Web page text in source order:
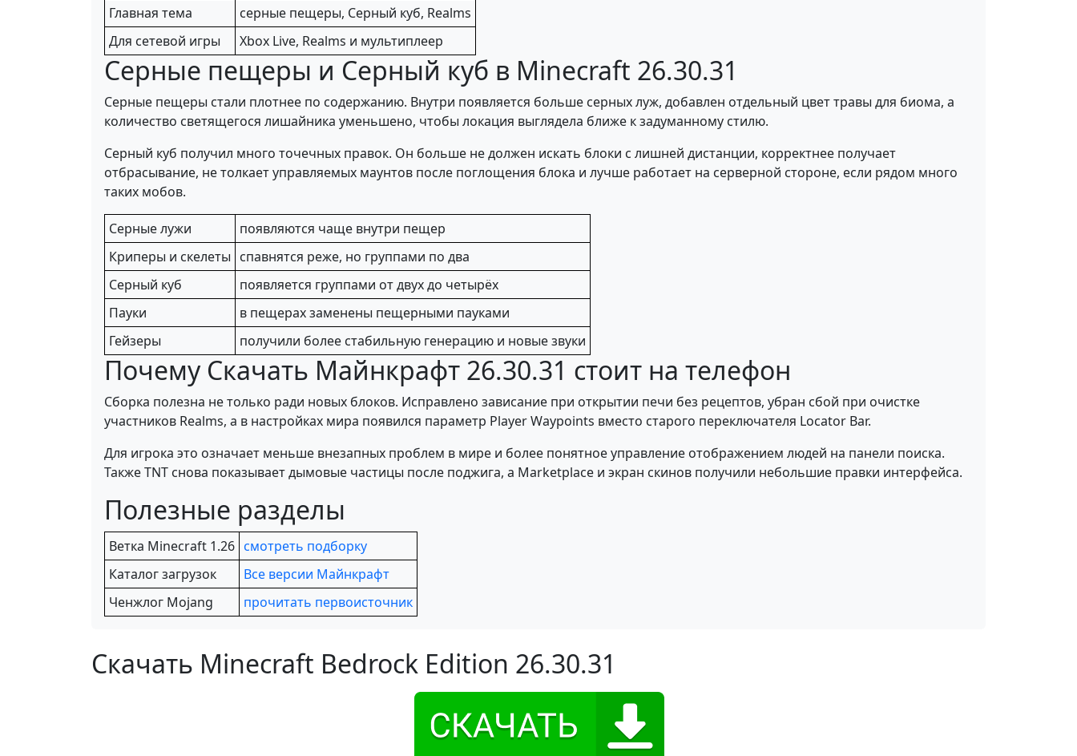
Главная тема
серные пещеры, Серный куб, Realms
Для сетевой игры
Xbox Live, Realms и мультиплеер
Серные пещеры и Серный куб в Minecraft 26.30.31
Серные пещеры стали плотнее по содержанию. Внутри появляется больше серных луж, добавлен отдельный цвет травы для биома, а
количество светящегося лишайника уменьшено, чтобы локация выглядела ближе к задуманному стилю.
Серный куб получил много точечных правок. Он больше не должен искать блоки с лишней дистанции, корректнее получает
отбрасывание, не толкает управляемых маунтов после поглощения блока и лучше работает на серверной стороне, если рядом много
таких мобов.
Серные лужи
появляются чаще внутри пещер
Криперы и скелеты спавнятся реже, но группами по два
Серный куб
появляется группами от двух до четырёх
Пауки
в пещерах заменены пещерными пауками
Гейзеры
получили более стабильную генерацию и новые звуки
Почему Скачать Майнкрафт 26.30.31 стоит на телефон
Сборка полезна не только ради новых блоков. Исправлено зависание при открытии печи без рецептов, убран сбой при очистке
участников Realms, а в настройках мира появился параметр Player Waypoints вместо старого переключателя Locator Bar.
Для игрока это означает меньше внезапных проблем в мире и более понятное управление отображением людей на панели поиска.
Также TNT снова показывает дымовые частицы после поджига, а Marketplace и экран скинов получили небольшие правки интерфейса.
Полезные разделы
Ветка Minecraft 1.26 смотреть подборку
Каталог загрузок
Все версии Майнкрафт
Ченжлог Mojang
прочитать первоисточник
Скачать Minecraft Bedrock Edition 26.30.31